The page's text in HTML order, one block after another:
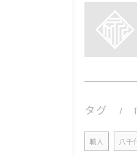
タグ
職人 八千